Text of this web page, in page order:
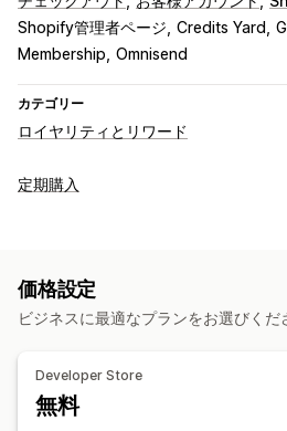
Shopify管理者ページ Credits Yard
Membership Omnisend
カテゴリー
ロイヤリティとリワード
プログラムの種類
提供可能なリワード
ストアクレジット
早期アクセス
定期購入
メンバーシップ
カスタムの定期購入
定期的な支払い
段階的な価格設定
価格設定
ビジネスに最適なプランをお選びくだ
Developer Store
無料